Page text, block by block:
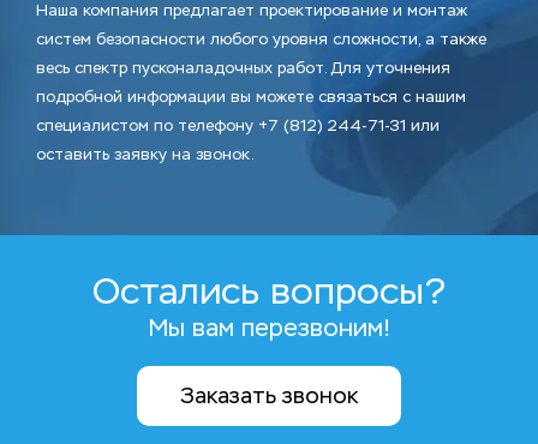
Наша компания предлагает проектирование и монтаж
систем безопасности любого уровня сложности, а также
весь спектр пусконаладочных работ. Для уточнения
подробной информации вы можете связаться с нашим
специалистом по телефону +7 (812) 244-71-31 или
оставить заявку на звонок.
Остались вопросы?
Мы вам перезвоним!
Заказать звонок